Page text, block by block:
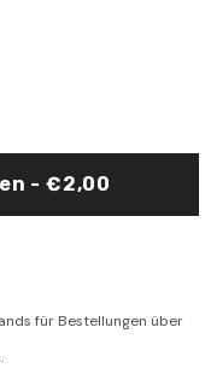
- €2,00
für Bestellungen über